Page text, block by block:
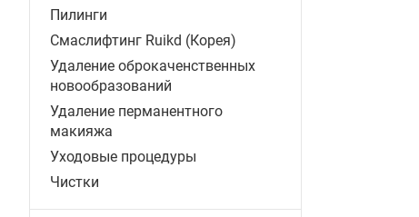
Пилинги
Смаслифтинг Ruikd (Корея)
Удаление оброкаченственных
новообразований
Удаление перманентного
макияжа
Уходовые процедуры
Чистки